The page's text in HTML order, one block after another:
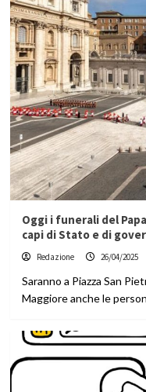
Oggi i funerali del
capi di Stato e di
Redazione 26/04/2025
Saranno a Piazza San
Maggiore anche le